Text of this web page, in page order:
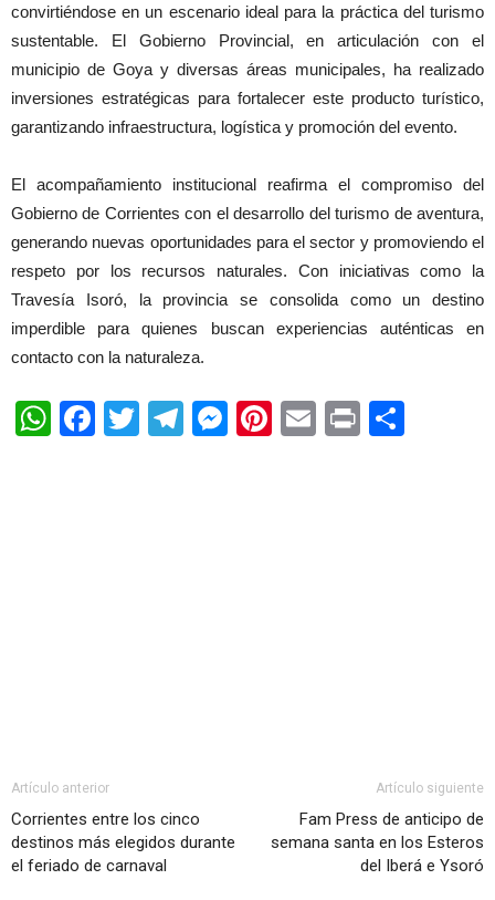
convirtiéndose en un escenario ideal para la práctica del turismo
sustentable. El Gobierno Provincial, en articulación con el
municipio de Goya y diversas áreas municipales, ha realizado
inversiones estratégicas para fortalecer este producto turístico,
garantizando infraestructura, logística y promoción del evento.
El acompañamiento institucional reafirma el compromiso del
Gobierno de Corrientes con el desarrollo del turismo de aventura,
generando nuevas oportunidades para el sector y promoviendo el
respeto por los recursos naturales. Con iniciativas como la
Travesía Isoró, la provincia se consolida como un destino
imperdible para quienes buscan experiencias auténticas en
contacto con la naturaleza.
WhatsApp
Facebook
TwitterTelegram
Messenger
Pinterest
EmailPrint
Artículo anterior
Corrientes entre los cinco
destinos más elegidos durante
el feriado de carnaval
Artículo siguiente
Fam Press de anticipo de
semana santa en los Esteros
del Iberá e Ysoró